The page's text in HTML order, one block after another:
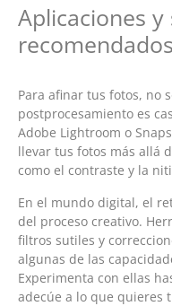
Aplicaciones
recomendados
Para afinar tus fotos, no
postprocesamiento es
Adobe Lightroom o
llevar tus fotos más allá
como el contraste y la
En el mundo digital, el
del proceso creativo.
filtros sutiles y
algunas de las
Experimenta con ellas
adecúe a lo que quieres